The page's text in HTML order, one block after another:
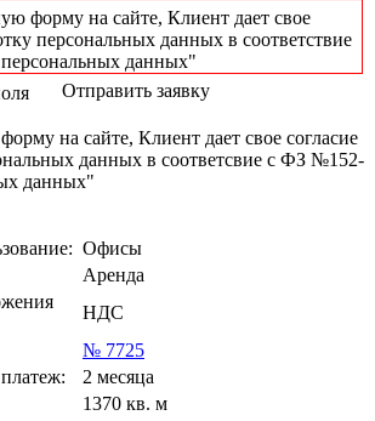
форму на сайте, Клиент дает свое
персональных данных в соответствие
данных"
Отправить заявку
на сайте, Клиент дает свое согласие
данных в соответсвие с ФЗ №152-
данных"
Офисы
Аренда
НДС
№ 7725
2 месяца
1370 кв. м